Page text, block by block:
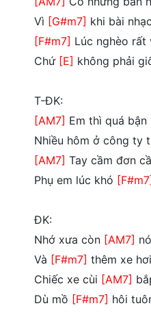
Vì [G#m7] khi bài
[F#m7] Lúc nghèo rất
Chứ [E] không phải
T-ĐK:
[AM7] Em thì quá
Nhiều hôm ở công ty
[AM7] Tay cầm đơn
Phụ em lúc khó
ĐK:
Nhớ xưa còn [AM7]
Và [F#m7] thêm xe
Chiếc xe cùi [AM7]
Dù mồ [F#m7] hôi